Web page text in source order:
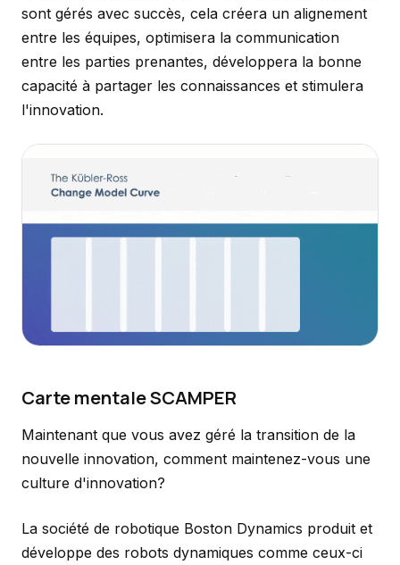
sont gérés avec succès, cela créera un alignement
entre les équipes, optimisera la communication
entre les parties prenantes, développera la bonne
capacité à partager les connaissances et stimulera
l'innovation.
Carte mentale SCAMPER
Maintenant que vous avez géré la transition de la
nouvelle innovation, comment maintenez-vous une
culture d'innovation?
La société de robotique Boston Dynamics produit et
développe des robots dynamiques comme ceux-ci